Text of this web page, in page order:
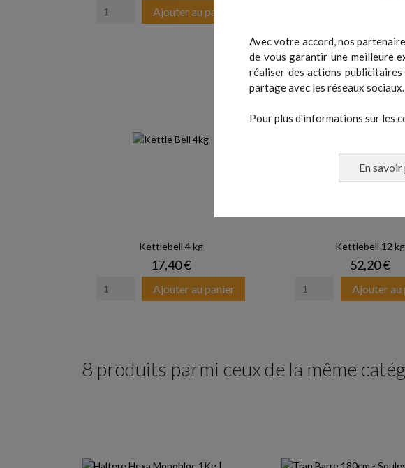
Avec votre accord, nos
de vous garantir une meilleure
réaliser des actions
partage avec les réseaux sociaux.
Pour plus d'informations sur les
En savoir
Ajouter au panier
Kettlebell 4 kg
Prix
17,40 €
Ajouter au panier
Kettlebell 12 kg
Prix
52,20 €
Ajouter au
8 produits parmi ceux de la même